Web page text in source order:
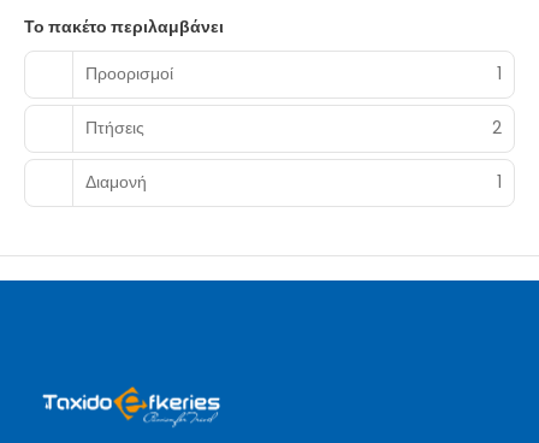
Το πακέτο περιλαμβάνει
Προορισμοί
1
Πτήσεις 2
Διαμονή 1